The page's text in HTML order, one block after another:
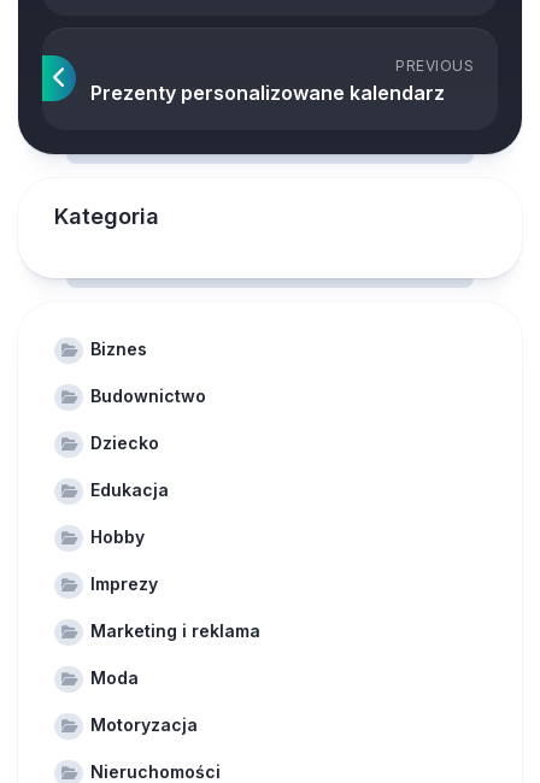
PREVIOUS
Prezenty personalizowane kalendarz
Kategoria
Biznes
Budownictwo
Dziecko
Edukacja
Hobby
Imprezy
Marketing i reklama
Moda
Motoryzacja
Nieruchomości